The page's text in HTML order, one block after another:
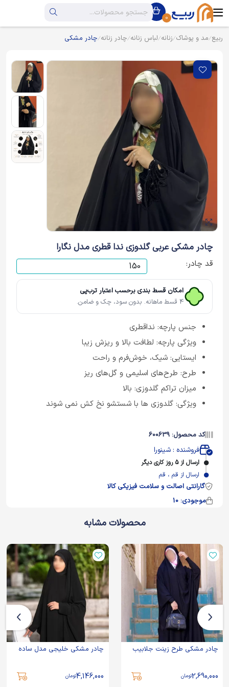
0
ربیع مد و پوشاک زنانه لباس زنانه چادر زنانه چادر مشکی
چادر مشکی عربی گلدوزی ندا قطری مدل نگارا
قد چادر:
امکان قسط بندی برحسب اعتبار ترب‌پی
4 قسط ماهانه. بدون سود، چک و ضامن.
جنس پارچه: نداقطری
ویژگی پارچه: لطافت بالا و ریزش زیبا
ایستایی: شیک، خوش‌فرم و راحت
طرح: طرح‌های اسلیمی و گل‌های ریز
میزان تراکم گلدوزی: بالا
ویژگی: گلدوزی ها با شستشو نخ کش نمی شوند
کد محصول: 600639
فروشنده : شینورا
ارسال از 5 روز کاری دیگر
ارسال از قم ، قم
گارانتی اصالت و سلامت فیزیکی کالا
موجودی: 10
محصولات مشابه
چادر مشکی طرح زینت جلابیب
2,690,000تومان
چادر مشکی خلیجی مدل ساده
4,146,000تومان